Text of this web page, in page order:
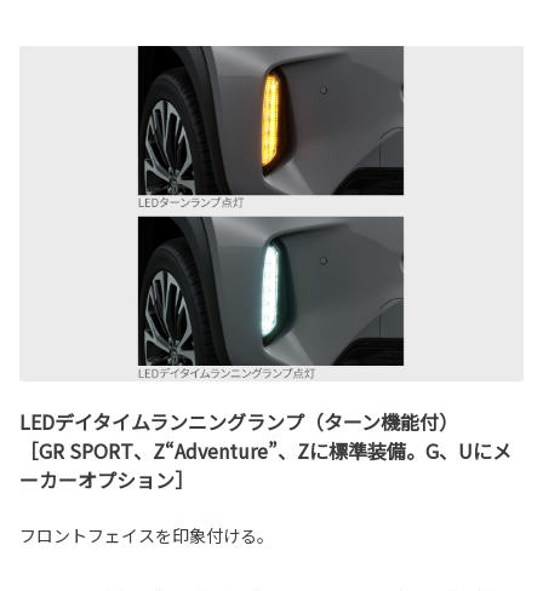
LEDデイタイムランニングランプ（ターン機能付）
［GR SPORT、Z“Adventure”、Zに標準装備。G、Uにメ
ーカーオプション］
フロントフェイスを印象付ける。